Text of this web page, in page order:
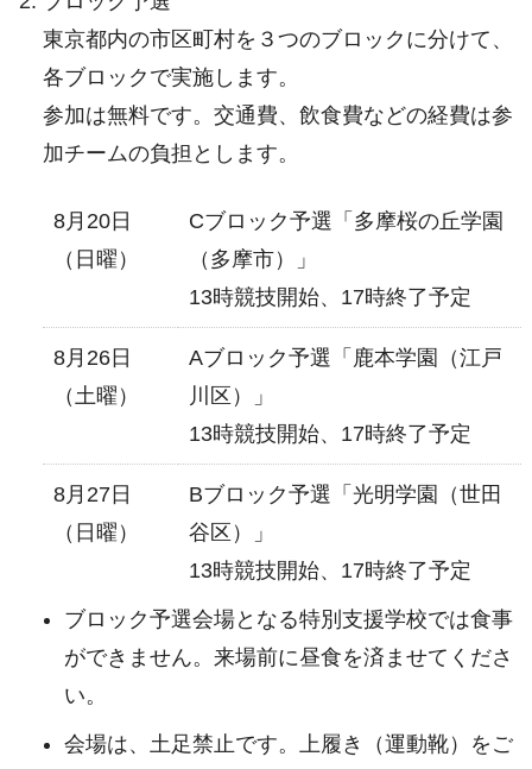
東京都内の市区町村を３つのブロックに分けて、
各ブロックで実施します。
参加は無料です。交通費、飲食費などの経費は参
加チームの負担とします。
8月20日
（日曜）
Cブロック予選「多摩桜の丘学園
（多摩市）」
13時競技開始、17時終了予定
8月26日
（土曜）
Aブロック予選「鹿本学園（江戸
川区）」
13時競技開始、17時終了予定
8月27日
（日曜）
Bブロック予選「光明学園（世田
谷区）」
13時競技開始、17時終了予定
ブロック予選会場となる特別支援学校では食事
ができません。来場前に昼食を済ませてくださ
い。
会場は、土足禁止です。上履き（運動靴）をご